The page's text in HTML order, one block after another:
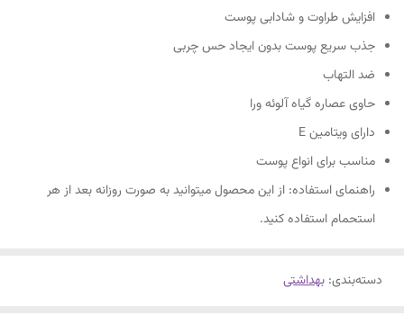
افزایش طراوت و شادابی پوست
جذب سریع پوست بدون ایجاد حس چربی
ضد التهاب
حاوی عصاره گیاه آلوئه ورا
دارای ویتامین‌ E
مناسب برای انواع پوست
راهنمای استفاده: از این محصول میتوانید به صورت روزانه بعد از هر
استحمام استفاده کنید.
دسته‌بندی: بهداشتی